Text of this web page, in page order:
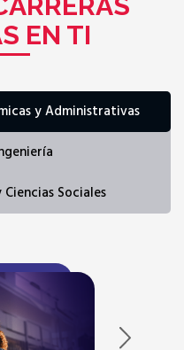
EN TI
y Administrativas
Ciencias Sociales